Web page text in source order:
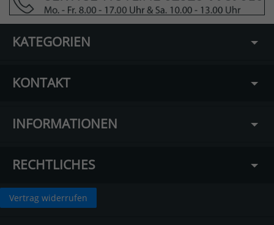
KATEGORIEN
KONTAKT
INFORMATIONEN
RECHTLICHES
Vertrag widerrufen